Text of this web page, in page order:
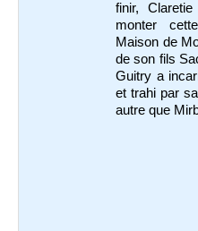
finir,
monter
Maison de
de son fils
Guitry a
et trahi par
autre que